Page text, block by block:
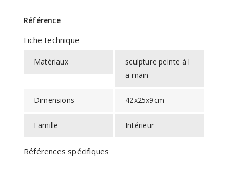
Référence
Fiche technique
Matériaux
sculpture peinte à l
a main
Dimensions 42x25x9cm
Famille Intérieur
Références spécifiques